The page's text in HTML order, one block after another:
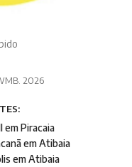
2026
em Piracaia
em Atibaia
em Atibaia